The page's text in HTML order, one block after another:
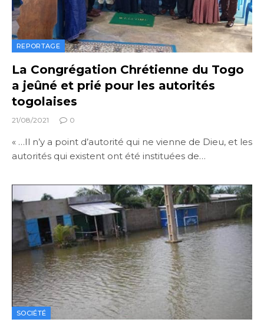
REPORTAGE
La Congrégation Chrétienne du Togo
a jeûné et prié pour les autorités
togolaises
21/08/2021 0
« …Il n’y a point d’autorité qui ne vienne de Dieu, et les
autorités qui existent ont été instituées de…
SOCIÉTÉ